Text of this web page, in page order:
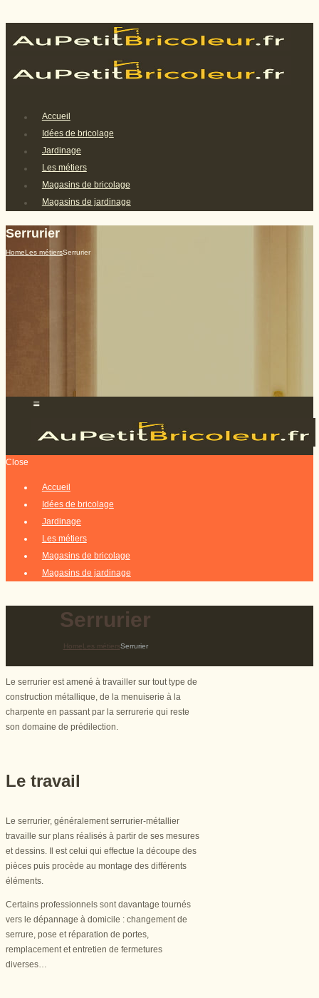
Accueil
Idées de bricolage
Jardinage
Les métiers
Magasins de bricolage
Magasins de jardinage
Serrurier
HomeLes métiersSerrurier
Close
Accueil
Idées de bricolage
Jardinage
Les métiers
Magasins de bricolage
Magasins de jardinage
Serrurier
HomeLes métiers Serrurier
Le serrurier est amené à travailler sur tout type de
construction métallique, de la menuiserie à la
charpente en passant par la serrurerie qui reste
son domaine de prédilection.
Le travail
Le serrurier, généralement serrurier-métallier
travaille sur plans réalisés à partir de ses mesures
et dessins. Il est celui qui effectue la découpe des
pièces puis procède au montage des différents
éléments.
Certains professionnels sont davantage tournés
vers le dépannage à domicile : changement de
serrure, pose et réparation de portes,
remplacement et entretien de fermetures
diverses…